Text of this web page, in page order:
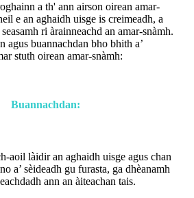
a th' ann airson oirean amar-
e an aghaidh uisge is creimeadh, a
ri àrainneachd an amar-snàmh.
agus buannachdan bho bhith a’
stuth oirean amar-snàmh:
Buannachdan:
aoil làidir an aghaidh uisge agus chan
a’ sèideadh gu furasta, ga dhèanamh
ann an àiteachan tais.